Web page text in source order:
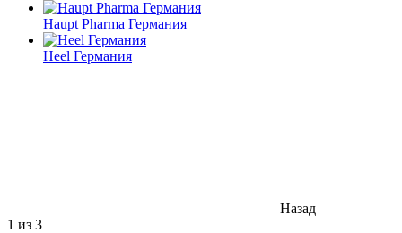
Haupt Pharma Германия
Heel Германия
Назад
1 из 3